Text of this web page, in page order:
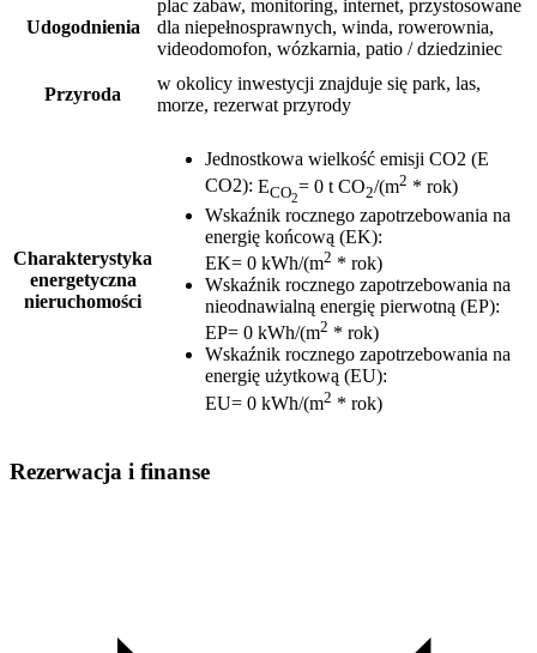
Udogodnienia
plac zabaw, monitoring, internet, przystosowane
dla niepełnosprawnych, winda, rowerownia,
videodomofon, wózkarnia, patio / dziedziniec
Przyroda
w okolicy inwestycji znajduje się park, las,
morze, rezerwat przyrody
Charakterystyka
energetyczna
nieruchomości
Jednostkowa wielkość emisji CO2 (E
CO2): ECO2
= 0 t CO2/(m2 * rok)
Wskaźnik rocznego zapotrzebowania na
energię końcową (EK):
EK= 0 kWh/(m2 * rok)
Wskaźnik rocznego zapotrzebowania na
nieodnawialną energię pierwotną (EP):
EP= 0 kWh/(m2 * rok)
Wskaźnik rocznego zapotrzebowania na
energię użytkową (EU):
EU= 0 kWh/(m2 * rok)
Rezerwacja i finanse